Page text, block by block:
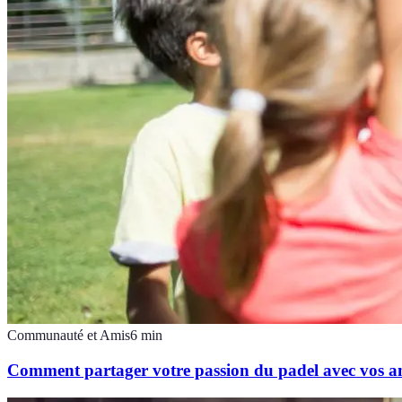
Communauté et Amis6 min
Comment partager votre passion du padel avec vos